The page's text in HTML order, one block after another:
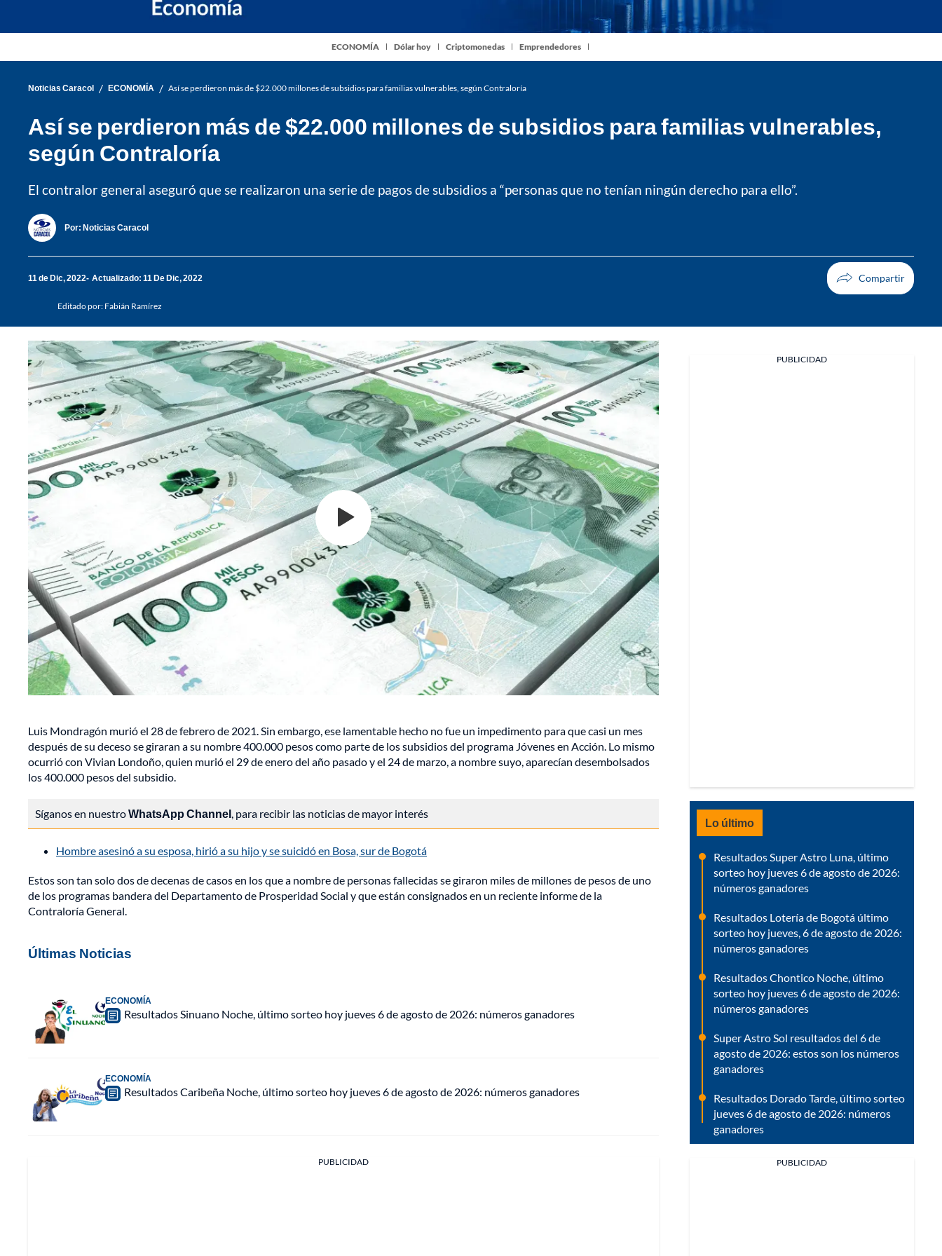
ECONOMÍA Dólar hoy Criptomonedas Emprendedores
Noticias Caracol / ECONOMÍA / Así se perdieron más de $22.000 millones de subsidios para familias vulnerables, según Contraloría
Así se perdieron más de $22.000 millones de subsidios para familias vulnerables,
según Contraloría
El contralor general aseguró que se realizaron una serie de pagos de subsidios a “personas que no tenían ningún derecho para ello”.
Por: Noticias Caracol
11 de Dic, 2022 Actualizado: 11 De Dic, 2022
Editado por: Fabián Ramírez
Luis Mondragón murió el 28 de febrero de 2021. Sin embargo, ese lamentable hecho no fue un impedimento para que casi un mes
después de su deceso se giraran a su nombre 400.000 pesos como parte de los subsidios del programa Jóvenes en Acción. Lo mismo
ocurrió con Vivian Londoño, quien murió el 29 de enero del año pasado y el 24 de marzo, a nombre suyo, aparecían desembolsados
los 400.000 pesos del subsidio.
Síganos en nuestroWhatsApp Channel, para recibir las noticias de mayor interés
Hombre asesinó a su esposa, hirió a su hijo y se suicidó en Bosa, sur de Bogotá
Estos son tan solo dos de decenas de casos en los que a nombre de personas fallecidas se giraron miles de millones de pesos de uno
de los programas bandera del Departamento de Prosperidad Social y que están consignados en un reciente informe de la
Contraloría General.
Últimas Noticias
ECONOMÍA
Resultados Sinuano Noche, último sorteo hoy jueves 6 de agosto de 2026: números ganadores
ECONOMÍA
Resultados Caribeña Noche, último sorteo hoy jueves 6 de agosto de 2026: números ganadores
PUBLICIDAD
PUBLICIDAD
Lo último
Resultados Super Astro Luna, último
sorteo hoy jueves 6 de agosto de 2026:
números ganadores
Resultados Lotería de Bogotá último
sorteo hoy jueves, 6 de agosto de 2026:
números ganadores
Resultados Chontico Noche, último
sorteo hoy jueves 6 de agosto de 2026:
números ganadores
Super Astro Sol resultados del 6 de
agosto de 2026: estos son los números
ganadores
Resultados Dorado Tarde, último sorteo
jueves 6 de agosto de 2026: números
ganadores
PUBLICIDAD